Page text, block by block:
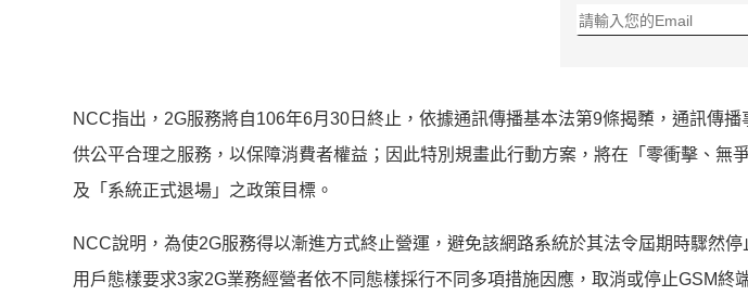
NCC指出，2G服務將自106年6月30日終止，依據通訊傳播基本法第9條揭櫫，通訊傳
供公平合理之服務，以保障消費者權益；因此特別規畫此行動方案，將在「零衝擊、無
及「系統正式退場」之政策目標。
NCC說明，為使2G服務得以漸進方式終止營運，避免該網路系統於其法令屆期時驟然
用戶態樣要求3家2G業務經營者依不同態樣採行不同多項措施因應，取消或停止GSM終